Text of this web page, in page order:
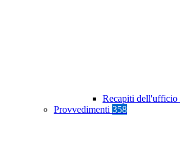
Recapiti dell'ufficio
Provvedimenti 358